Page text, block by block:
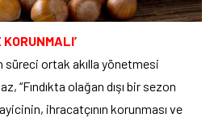
süreci ortak akılla yönetmesi
“Fındıkta olağan dışı bir sezon
ihracatçının korunması ve